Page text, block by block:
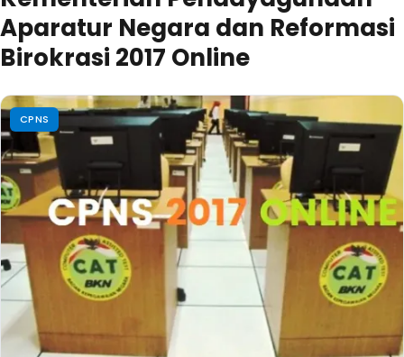
Aparatur Negara dan Reformasi
Birokrasi 2017 Online
CPNS